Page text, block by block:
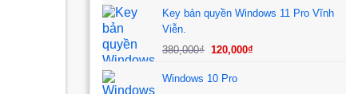
là:
tại
160,000₫.
Key bản quyền Windows 11 Pro Vĩnh
Viễn.
380,000₫ Giá
là:
120,000₫Giá
Windows 10 Pro